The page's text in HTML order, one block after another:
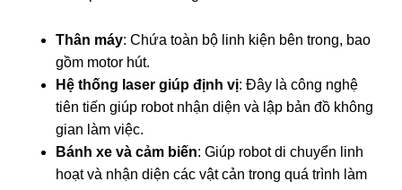
Thân máy: Chứa toàn bộ linh kiện bên trong, bao
gồm motor hút.
Hệ thống laser giúp định vị: Đây là công nghệ
tiên tiến giúp robot nhận diện và lập bản đồ không
gian làm việc.
Bánh xe và cảm biến: Giúp robot di chuyển linh
hoạt và nhận diện các vật cản trong quá trình làm